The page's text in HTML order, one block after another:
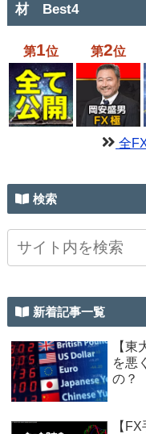
材 Best4
第1位 第2位
全
検索
新着記事一覧
【
を悪
の？
【